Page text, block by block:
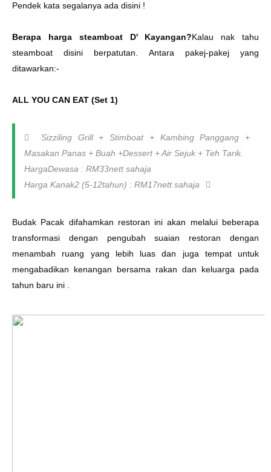
Pendek kata segalanya ada disini !
Berapa harga steamboat D' Kayangan?Kalau nak tahu
steamboat disini berpatutan. Antara pakej-pakej yang
ditawarkan:-
ALL YOU CAN EAT (Set 1)
Sizziling Grill + Stimboat + Kambing Panggang +
Masakan Panas + Buah +Dessert + Air Sejuk + Teh Tarik.
HargaDewasa : RM33nett sahaja
Harga Kanak2 (5-12tahun) : RM17nett sahaja
Budak Pacak difahamkan restoran ini akan melalui beberapa
transformasi dengan pengubah suaian restoran dengan
menambah ruang yang lebih luas dan juga tempat untuk
mengabadikan kenangan bersama rakan dan keluarga pada
tahun baru ini .